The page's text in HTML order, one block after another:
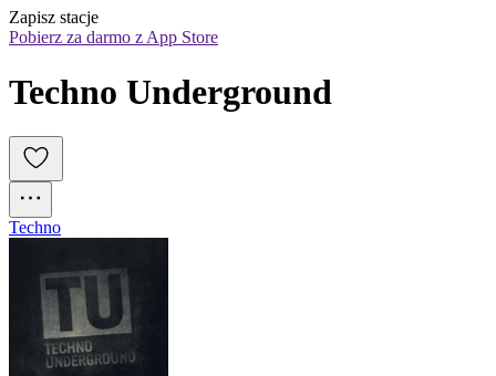
Zapisz stacje
Pobierz za darmo z App Store
Techno Underground
Techno